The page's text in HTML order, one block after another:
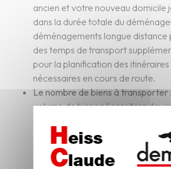
ancien et votre nouveau domicile
dans la durée totale du
déménagements longue distance
des temps de transport
pour la planification des itinéraires
nécessaires en cours de route.
Le nombre de biens à transporter
volume de biens nécessitera
pour l'emballage, le chargement
De plus, la nature des objets, tels
fragiles ou lourds, peut
nécessaire pour les manipuler en